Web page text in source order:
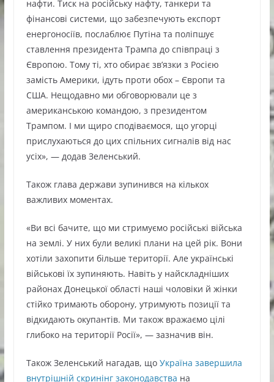
нафти. Тиск на російську нафту, танкери та
фінансові системи, що забезпечують експорт
енергоносіїв, послаблює Путіна та поліпшує
ставлення президента Трампа до співпраці з
Європою. Тому ті, хто обирає зв’язки з Росією
замість Америки, ідуть проти обох – Європи та
США. Нещодавно ми обговорювали це з
американською командою, з президентом
Трампом. І ми щиро сподіваємося, що угорці
прислухаються до цих спільних сигналів від нас
усіх», — додав Зеленський.
Також глава держави зупинився на кількох
важливих моментах.
«Ви всі бачите, що ми стримуємо російські війська
на землі. У них були великі плани на цей рік. Вони
хотіли захопити більше території. Але українські
військові їх зупиняють. Навіть у найскладніших
районах Донецької області наші чоловіки й жінки
стійко тримають оборону, утримують позиції та
відкидають окупантів. Ми також вражаємо цілі
глибоко на території Росії», — зазначив він.
Також Зеленський нагадав, що Україна завершила
внутрішній скринінг законодавства на